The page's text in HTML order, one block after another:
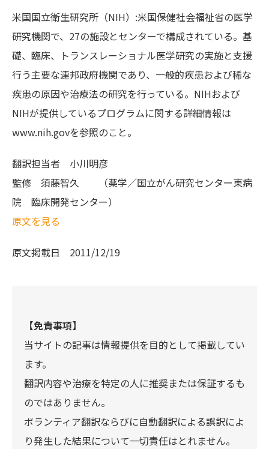
米国国立衛生研究所（NIH）:米国保健社会福祉省の医学
研究機関で、27の施設とセンターで構成されている。基
礎、臨床、トランスレーショナル医学研究の実施と支援
行う主要な連邦政府機関であり、一般的疾患および稀な
疾患の原因や治療法の研究を行っている。NIHおよび
NIHが提供しているプログラムに関する詳細情報は
www.nih.govを参照のこと。
翻訳担当者 小川明彦
監修 須藤智久 （薬学／国立がん研究センター東病
院 臨床開発センター）
原文を見る
原文掲載日 2011/12/19
【免責事項】
当サイトの記事は情報提供を目的として掲載してい
ます。
翻訳内容や治療を特定の人に推奨または保証するも
のではありません。
ボランティア翻訳ならびに自動翻訳による誤訳によ
り発生した結果について一切責任はとれません。